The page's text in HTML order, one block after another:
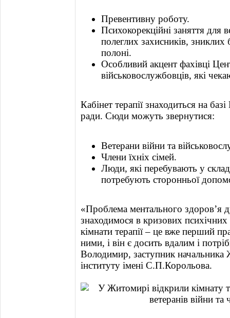
Превентивну роботу.
Психокорекційні заняття для
полеглих захисників, зниклих
полоні.
Особливий акцент фахівці
військовослужбовців, які
Кабінет терапії знаходиться на
ради. Сюди можуть звернутися:
Ветерани війни та
Члени їхніх сімей.
Люди, які перебувають у
потребують сторонньої
«Проблема ментального здоровʼя
знаходимося в кризових психічних
кімнати терапії – це вже перший
ними, і він є досить вдалим і
Володимир, заступник начальника
інституту імені С.П.Корольова.